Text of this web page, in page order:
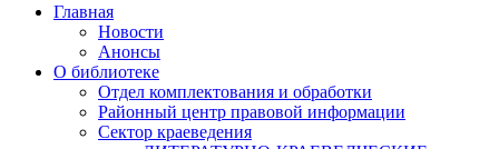
Главная
Новости
Анонсы
О библиотеке
Отдел комплектования и обработки
Районный центр правовой информации
Сектор краеведения